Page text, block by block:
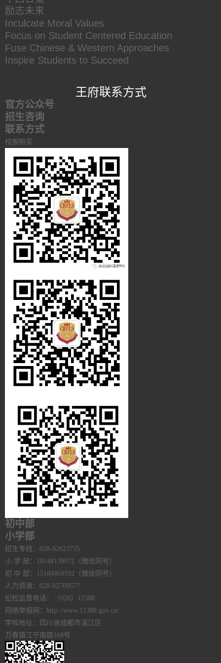
励志未来
Inculcate Moral Values
Focus on Student Centered Education
Fuse Chinese & Western Approaches
Inspire Students to Succeed
王府联系方式
官方公众号
招生咨询
联系方式
校服购买
初中部
小学部
招生专线：028-82623755
小 学 部：18148139972（微信同号）
初 中 部：15184469592（微信同号）
人力资源：028-82709577
纪检监督电话：（028）12388
网络举报网：http://www.12388.gov.cn/
学校地址：四川省成都市温江区
万春镇江宁南路168号